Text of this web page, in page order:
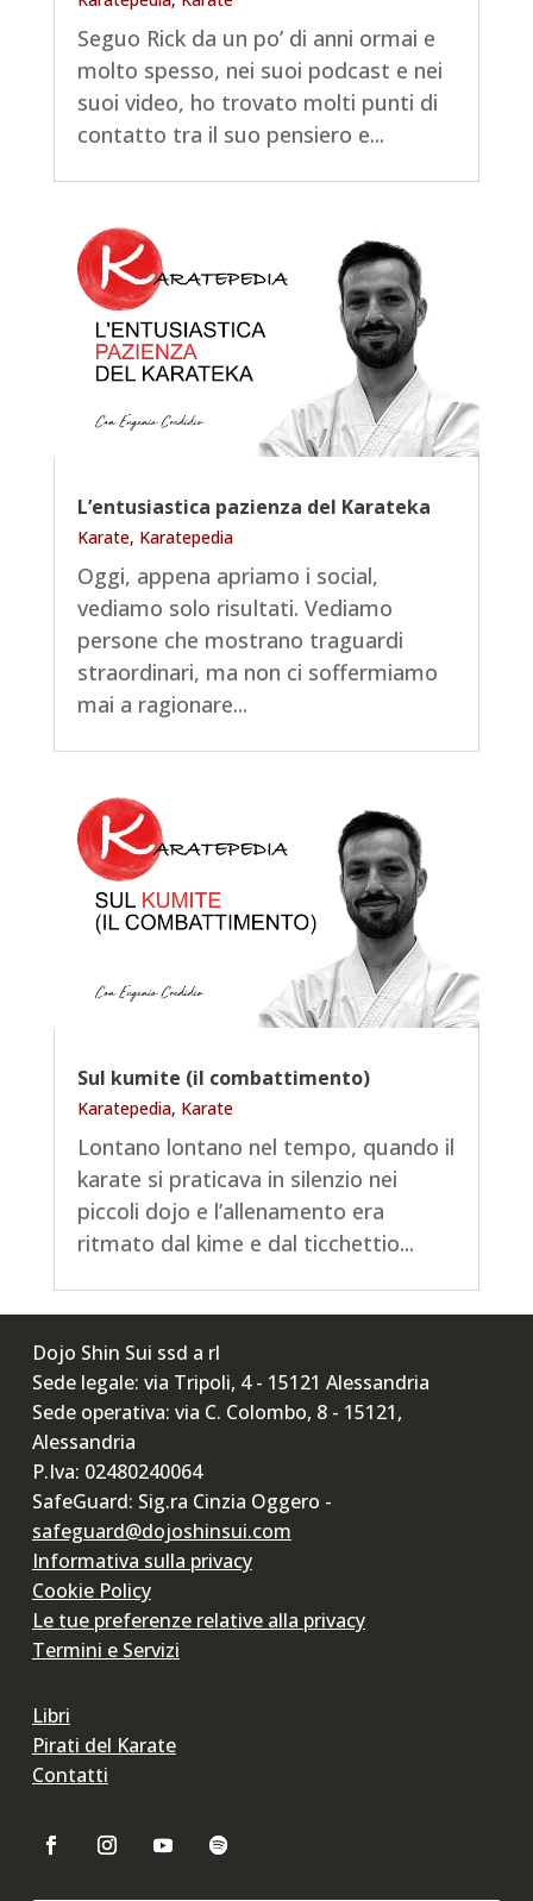
Seguo Rick da un po’ di anni ormai e
molto spesso, nei suoi podcast e nei
suoi video, ho trovato molti punti di
contatto tra il suo pensiero e...
L’entusiastica pazienza del Karateka
Karate, Karatepedia
Oggi, appena apriamo i social,
vediamo solo risultati. Vediamo
persone che mostrano traguardi
straordinari, ma non ci soffermiamo
mai a ragionare...
Sul kumite (il combattimento)
Karatepedia, Karate
Lontano lontano nel tempo, quando il
karate si praticava in silenzio nei
piccoli dojo e l’allenamento era
ritmato dal kime e dal ticchettio...
Dojo Shin Sui ssd a rl
Sede legale: via Tripoli, 4 - 15121 Alessandria
Sede operativa: via C. Colombo, 8 - 15121,
Alessandria
P.Iva: 02480240064
SafeGuard: Sig.ra Cinzia Oggero -
safeguard@dojoshinsui.com
Informativa sulla privacy
Cookie Policy
Le tue preferenze relative alla privacy
Termini e Servizi
Libri
Pirati del Karate
Contatti